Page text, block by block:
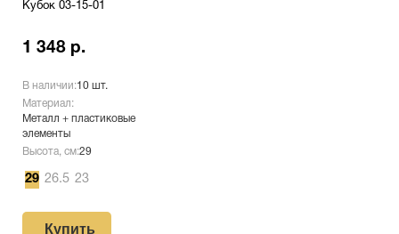
Кубок 03-15-01
1 348 р.
В наличии:10 шт.
Материал:
Металл + пластиковые
элементы
Высота, см:29
29 26.5 23
Купить